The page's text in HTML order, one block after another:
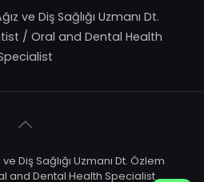
ve Diş Sağlığı Uzmanı Dt.
/ Oral and Dental Health
Diş Sağlığı Uzmanı Dt. Özlem
and Dental Health Specialist